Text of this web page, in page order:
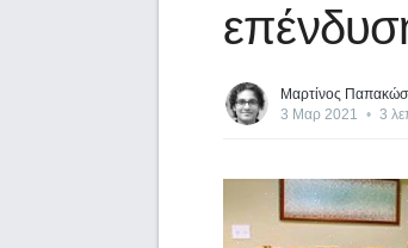
Μαρτίνος
3 Μαρ 2021 • 3